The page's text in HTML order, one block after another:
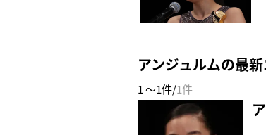
アンジュルムの最
1 ～1件/1件